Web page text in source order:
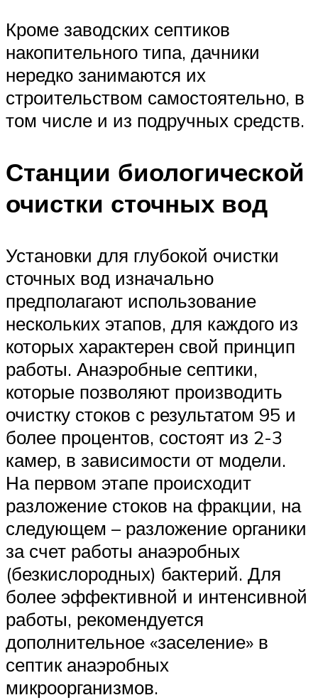
Кроме заводских септиков
накопительного типа, дачники
нередко занимаются их
строительством самостоятельно, в
том числе и из подручных средств.
Станции биологической
очистки сточных вод
Установки для глубокой очистки
сточных вод изначально
предполагают использование
нескольких этапов, для каждого из
которых характерен свой принцип
работы. Анаэробные септики,
которые позволяют производить
очистку стоков с результатом 95 и
более процентов, состоят из 2-3
камер, в зависимости от модели.
На первом этапе происходит
разложение стоков на фракции, на
следующем – разложение органики
за счет работы анаэробных
(безкислородных) бактерий. Для
более эффективной и интенсивной
работы, рекомендуется
дополнительное «заселение» в
септик анаэробных
микроорганизмов.